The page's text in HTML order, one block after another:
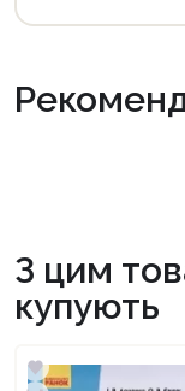
З цим
купують